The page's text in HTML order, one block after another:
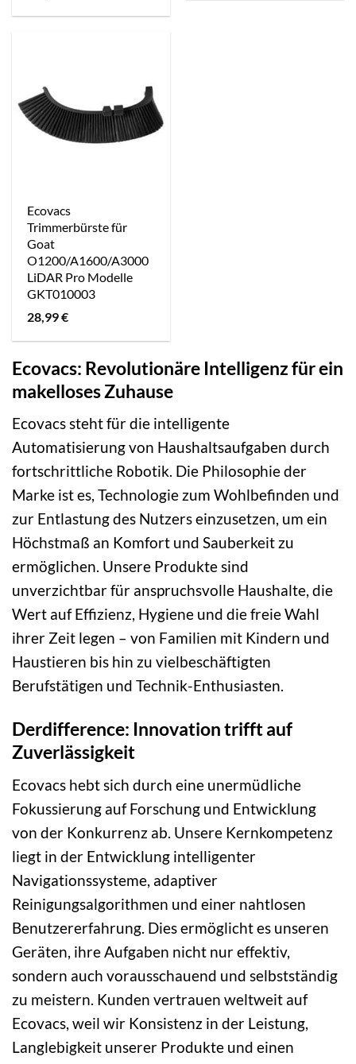
Ecovacs
Trimmerbürste für
Goat
O1200/A1600/A3000
LiDAR Pro Modelle
GKT010003
28,99€
Ecovacs: Revolutionäre Intelligenz für ein
makelloses Zuhause
Ecovacs steht für die intelligente
Automatisierung von Haushaltsaufgaben durch
fortschrittliche Robotik. Die Philosophie der
Marke ist es, Technologie zum Wohlbefinden und
zur Entlastung des Nutzers einzusetzen, um ein
Höchstmaß an Komfort und Sauberkeit zu
ermöglichen. Unsere Produkte sind
unverzichtbar für anspruchsvolle Haushalte, die
Wert auf Effizienz, Hygiene und die freie Wahl
ihrer Zeit legen – von Familien mit Kindern und
Haustieren bis hin zu vielbeschäftigten
Berufstätigen und Technik-Enthusiasten.
Derdifference: Innovation trifft auf
Zuverlässigkeit
Ecovacs hebt sich durch eine unermüdliche
Fokussierung auf Forschung und Entwicklung
von der Konkurrenz ab. Unsere Kernkompetenz
liegt in der Entwicklung intelligenter
Navigationssysteme, adaptiver
Reinigungsalgorithmen und einer nahtlosen
Benutzererfahrung. Dies ermöglicht es unseren
Geräten, ihre Aufgaben nicht nur effektiv,
sondern auch vorausschauend und selbstständig
zu meistern. Kunden vertrauen weltweit auf
Ecovacs, weil wir Konsistenz in der Leistung,
Langlebigkeit unserer Produkte und einen